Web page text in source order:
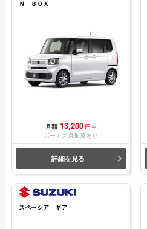
Ｎ ＢＯＸ
月額 13,200 円～
ボーナス月加算あり
詳細を見る
スペーシア ギア